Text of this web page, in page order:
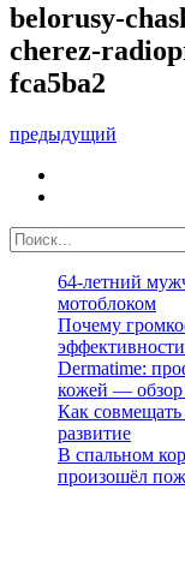
belorusy-
cherez-
fca5ba2
предыдущий
64-летний
мотоблоком
Почему
Dermatime:
кожей — обзор
Как совмещать
развитие
В спальном
произошёл